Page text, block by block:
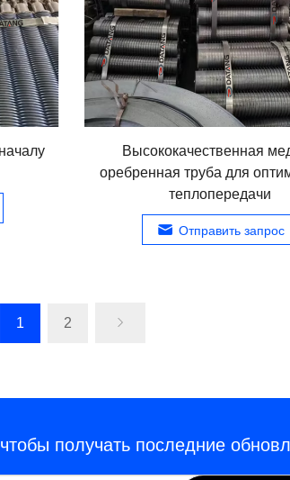
Высококачественная
оребренная труба для
теплопередачи
Отправить запрос
1 2
получать последние